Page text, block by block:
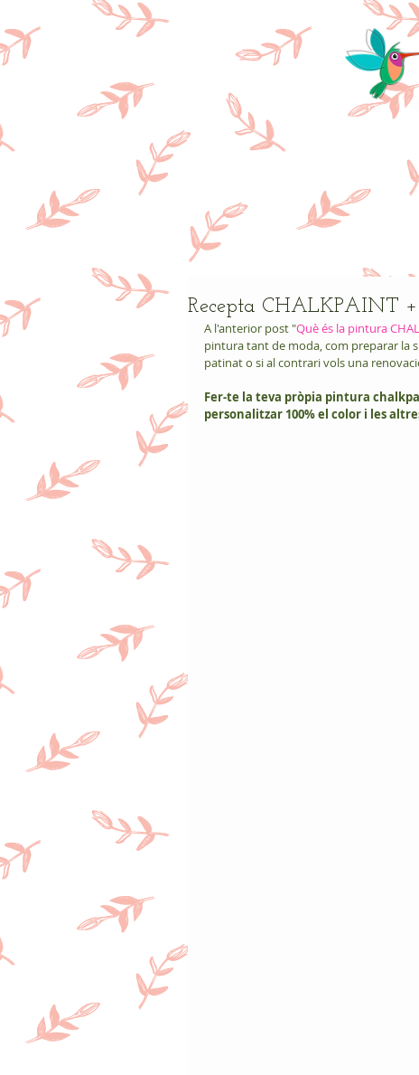
Recepta CHALKPAINT
A l'anterior post "Què és la pintura
pintura tant de moda, com preparar la
patinat o si al contrari vols una
Fer-te la teva pròpia pintura
personalitzar 100% el color i les